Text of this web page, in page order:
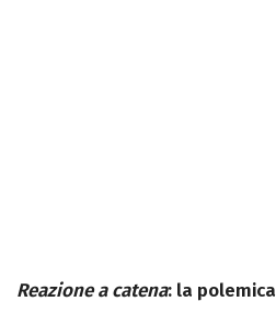
Reazione a catena: la polemica